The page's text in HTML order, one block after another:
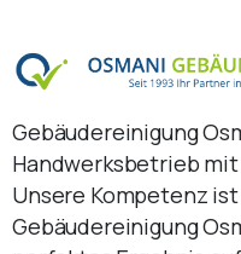
Gebäudereinigung
Handwerksbetrieb
Unsere Kompetenz
Gebäudereinigung